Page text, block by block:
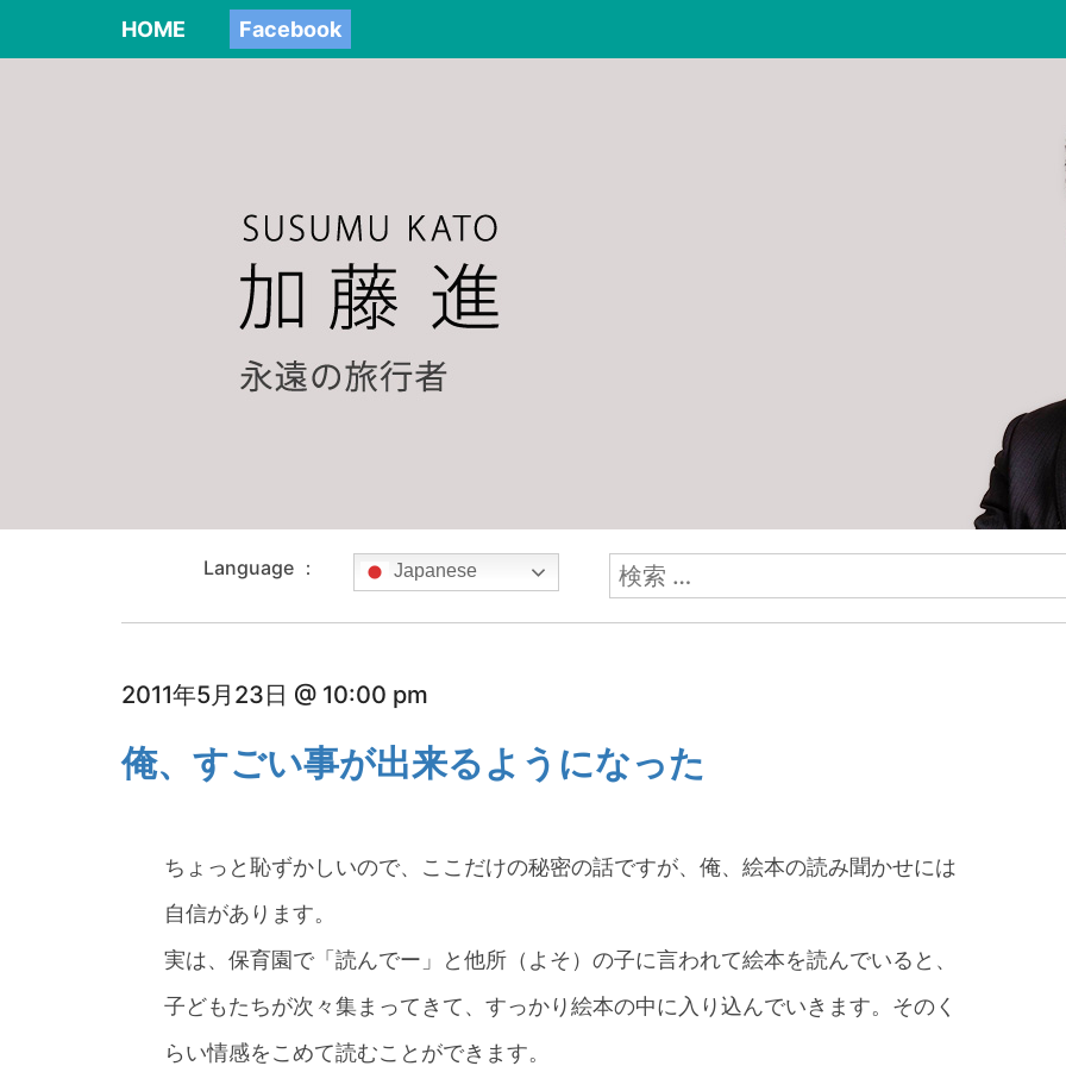
HOME Facebook
Language ： Japanese
検
索:
2011年5月23日 @ 10:00 pm
俺、すごい事が出来るようになった
ちょっと恥ずかしいので、ここだけの秘密の話ですが、俺、絵本の読み聞かせには
自信があります。
実は、保育園で「読んでー」と他所（よそ）の子に言われて絵本を読んでいると、
子どもたちが次々集まってきて、すっかり絵本の中に入り込んでいきます。そのく
らい情感をこめて読むことができます。